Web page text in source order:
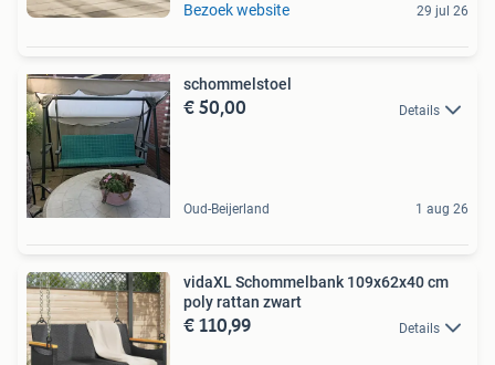
Bezoek website 29 jul 26
schommelstoel
€ 50,00 Details
Oud-Beijerland 1 aug 26
vidaXL Schommelbank 109x62x40 cm
poly rattan zwart
€ 110,99 Details